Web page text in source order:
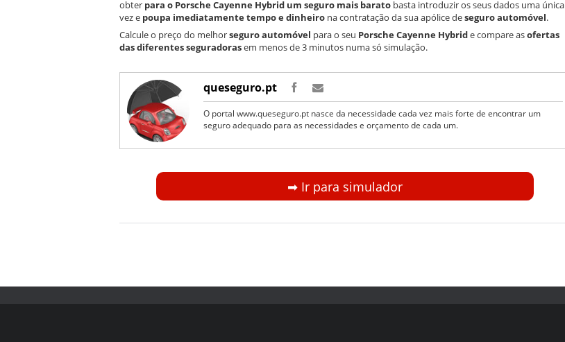
obter para o Porsche Cayenne Hybrid um seguro mais barato basta introduzir os seus dados uma única
vez e poupa imediatamente tempo e dinheiro na contratação da sua apólice deseguro automóvel.
Calcule o preço do melhorseguro automóvel para o seu Porsche Cayenne Hybride compare asofertas
das diferentes seguradorasem menos de 3 minutos numa só simulação.
queseguro.pt
O portal www.queseguro.pt nasce da necessidade cada vez mais forte de encontrar um
seguro adequado para as necessidades e orçamento de cada um.
➡︎ Ir para simulador